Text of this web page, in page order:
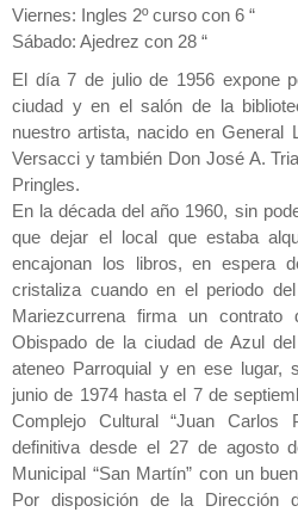
Viernes: Ingles 2º curso con 6 “
Sábado: Ajedrez con 28 “
El día 7 de julio de 1956 expone
ciudad y en el salón de la
nuestro artista, nacido en General
Versacci y también Don José A.
Pringles.
En la década del año 1960, sin
que dejar el local que estaba
encajonan los libros, en espera
cristaliza cuando en el periodo
Mariezcurrena firma un
Obispado de la ciudad de Azul
ateneo Parroquial y en ese lugar,
junio de 1974 hasta el 7 de
Complejo Cultural “Juan
definitiva desde el 27 de agosto
Municipal “San Martín” con un
Por disposición de la Dirección